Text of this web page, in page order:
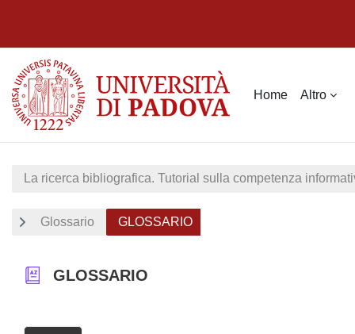
Home Altro
La ricerca bibliografica. Tutorial sulla competenza
Glossario GLOSSARIO
GLOSSARIO